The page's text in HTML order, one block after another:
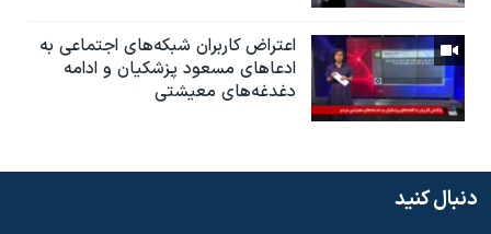
اعتراض کاربران شبکه‌های اجتماعی به
ادعاهای مسعود پزشکیان و ادامه
دغدغه‌های معیشتی
دنبال کنید